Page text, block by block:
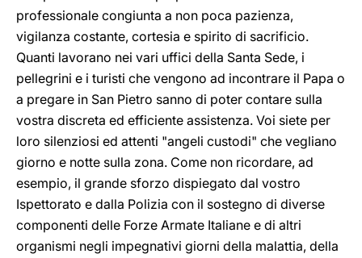
professionale congiunta a non poca pazienza,
vigilanza costante, cortesia e spirito di sacrificio.
Quanti lavorano nei vari uffici della Santa Sede, i
pellegrini e i turisti che vengono ad incontrare il Papa o
a pregare in San Pietro sanno di poter contare sulla
vostra discreta ed efficiente assistenza. Voi siete per
loro silenziosi ed attenti "angeli custodi" che vegliano
giorno e notte sulla zona. Come non ricordare, ad
esempio, il grande sforzo dispiegato dal vostro
Ispettorato e dalla Polizia con il sostegno di diverse
componenti delle Forze Armate Italiane e di altri
organismi negli impegnativi giorni della malattia, della